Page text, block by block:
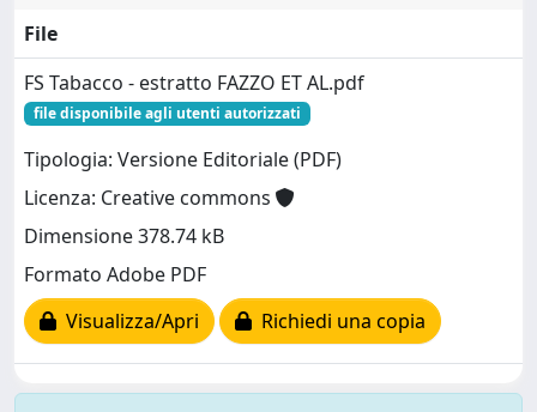
File
FS Tabacco - estratto FAZZO ET AL.pdf
file disponibile agli utenti autorizzati
Tipologia: Versione Editoriale (PDF)
Licenza: Creative commons
Dimensione 378.74 kB
Formato Adobe PDF
Visualizza/Apri
Richiedi una copia